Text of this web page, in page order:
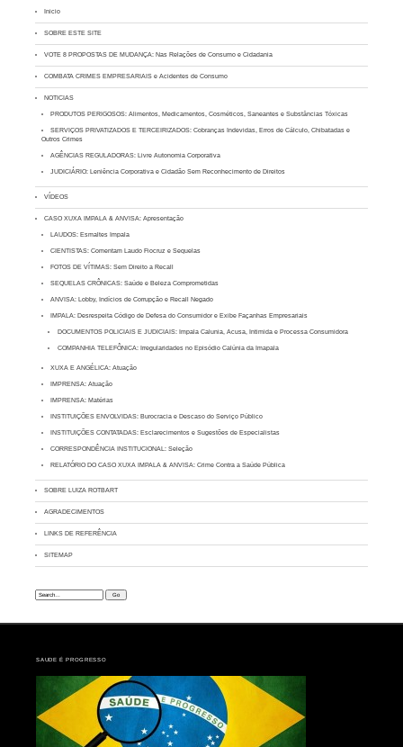
Inicio
SOBRE ESTE SITE
VOTE 8 PROPOSTAS DE MUDANÇA: Nas Relações de Consumo e Cidadania
COMBATA CRIMES EMPRESARIAIS e Acidentes de Consumo
NOTICIAS
PRODUTOS PERIGOSOS: Alimentos, Medicamentos, Cosméticos, Saneantes e Substâncias Tóxicas
SERVIÇOS PRIVATIZADOS E TERCEIRIZADOS: Cobranças Indevidas, Erros de Cálculo, Chibatadas e
Outros Crimes
AGÊNCIAS REGULADORAS: Livre Autonomia Corporativa
JUDICIÁRIO: Leniência Corporativa e Cidadão Sem Reconhecimento de Direitos
VÍDEOS
CASO XUXA IMPALA & ANVISA: Apresentação
LAUDOS: Esmaltes Impala
CIENTISTAS: Comentam Laudo Fiocruz e Sequelas
FOTOS DE VÍTIMAS: Sem Direito a Recall
SEQUELAS CRÔNICAS: Saúde e Beleza Comprometidas
ANVISA: Lobby, Indícios de Corrupção e Recall Negado
IMPALA: Desrespeita Código de Defesa do Consumidor e Exibe Façanhas Empresariais
DOCUMENTOS POLICIAIS E JUDICIAIS: Impala Calunia, Acusa, Intimida e Processa Consumidora
COMPANHIA TELEFÔNICA: Irregularidades no Episódio Calúnia da Imapala
XUXA E ANGÉLICA: Atuação
IMPRENSA: Atuação
IMPRENSA: Matérias
INSTITUIÇÕES ENVOLVIDAS: Burocracia e Descaso do Serviço Público
INSTITUIÇÕES CONTATADAS: Esclarecimentos e Sugestões de Especialistas
CORRESPONDÊNCIA INSTITUCIONAL: Seleção
RELATÓRIO DO CASO XUXA IMPALA & ANVISA: Crime Contra a Saúde Pública
SOBRE LUIZA ROTBART
AGRADECIMENTOS
LINKS DE REFERÊNCIA
SITEMAP
Search:
SAUDE É PROGRESSO